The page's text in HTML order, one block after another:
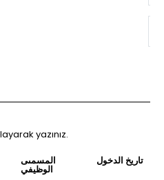
yazınız.
المسمىى
الوظيفي
تاريخ الدخول